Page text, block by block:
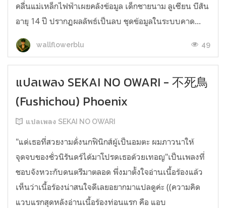
คลื่นแม่เหล็กไฟฟ้าเผยคลังข้อมูล เด็กชายนาม ลูเซียน บีสัน
อายุ 14 ปี ปรากฏผลลัพธ์เป็นลบ ชุดข้อมูลในระบบคาด...
wallflowerblu 49
แปลเพลง SEKAI NO OWARI - 不死鳥
(Fushichou) Phoenix
แปลเพลง SEKAI NO OWARI
"แด่เธอที่สวยงามดั่งนกฟินิกส์ผู้เป็นอมตะ ผมภาวนาให้
จุดจบของชั่วนิรันดร์ได้มาโปรดเธอด้วยเทอญ"เป็นเพลงที่
ชอบจังหวะกับดนตรีมาตลอด พึ่งมาตั้งใจอ่านเนื้อร้องแล้ว
เห็นว่าเนื้อร้องน่าสนใจดีเลยอยากมาแปลดูค่ะ ((ความคิด
แวบแรกสุดหลังอ่านเนื้อร้องท่อนแรก คือ แอบ